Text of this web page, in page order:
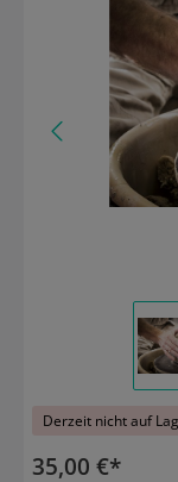
Derzeit nicht auf
35,00 €*